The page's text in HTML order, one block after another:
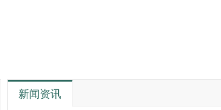
新闻资讯